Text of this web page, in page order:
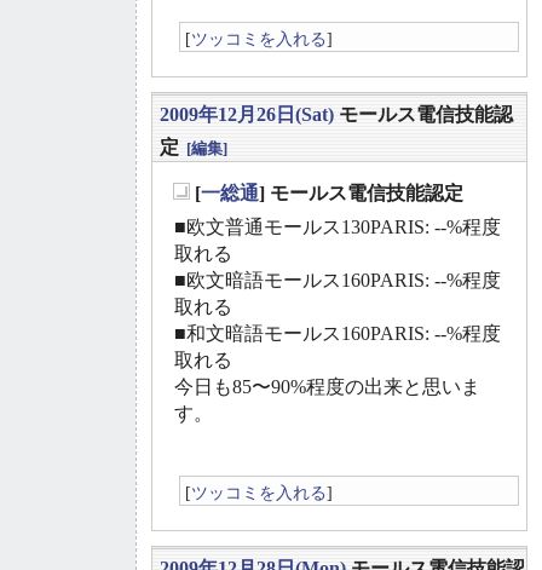
[ツッコミを入れる]
2009年12月26日(Sat) モールス電信技能認
定 [編集]
[一総通] モールス電信技能認定
■欧文普通モールス130PARIS: --%程度
取れる
■欧文暗語モールス160PARIS: --%程度
取れる
■和文暗語モールス160PARIS: --%程度
取れる
今日も85〜90%程度の出来と思いま
す。
[ツッコミを入れる]